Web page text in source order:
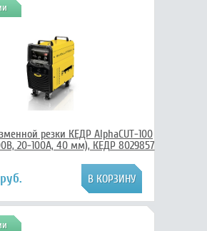
резки КЕДР AlphaCUT-100
20-100А, 40 мм), КЕДР 8029857